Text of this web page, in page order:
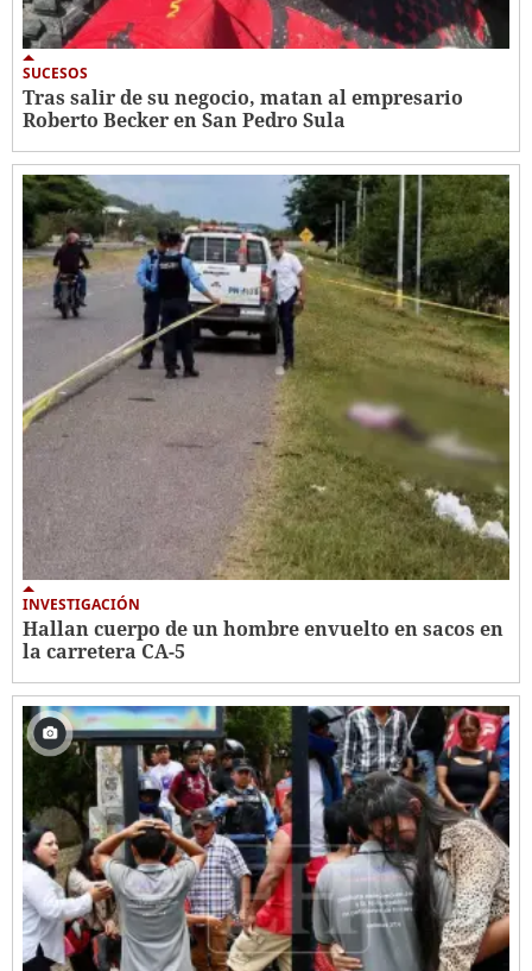
SUCESOS
Tras salir de su negocio, matan al empresario
Roberto Becker en San Pedro Sula
INVESTIGACIÓN
Hallan cuerpo de un hombre envuelto en sacos en
la carretera CA-5